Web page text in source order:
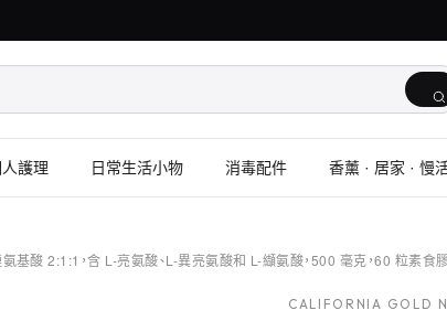
護理 日常生活小物 消毒配件 香薰 · 居家 · 慢
酸 2:1:1，含 L-亮氨酸、L-異亮氨酸和 L-纈氨酸，500 毫克，60 粒素食
CALIFORNIA GOLD